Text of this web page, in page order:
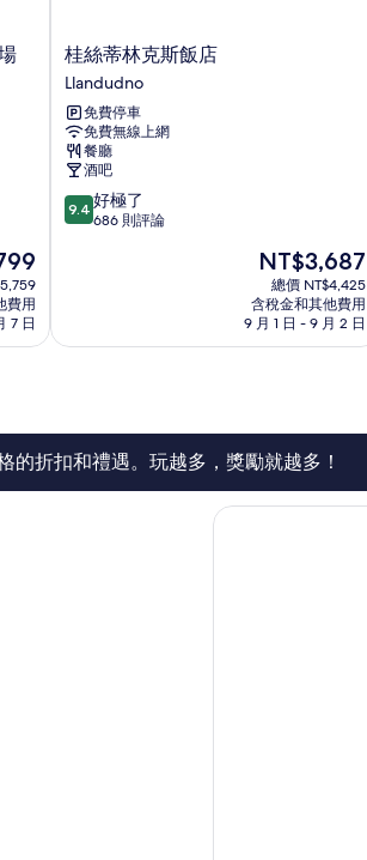
費用
7 日
桂
絲
蒂
林
克
斯
飯
店
Llandudno
桂絲蒂林克斯飯店
Llandudno
免費停車
免費無線上網
餐廳
酒吧
9.4
分，
極
評
論
9.4 好極了
686 則評論
現
在
價
格
為
NT$3,687
總價 NT$4,425
含稅金和其他費用
9 月 1 日 - 9 月 2 日
的折扣和禮遇。玩越多，獎勵就越多！